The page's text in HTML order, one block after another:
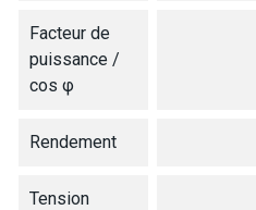
Facteur de
puissance /
cos φ
Rendement
Tension